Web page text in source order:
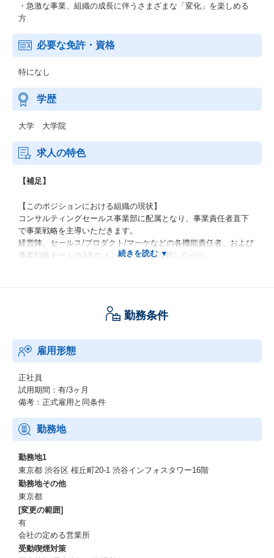
・急激な事業、組織の成長に伴うさまざまな「変化」を楽しめる
方
必要な免許・資格
特になし
学歴
大学 大学院
求人の特色
【補足】
【このポジションにおける組織の現状】
コンサルティングセールス事業部に配属となり、事業責任者直下
で事業戦略を主導いただきます。
経営陣、セールス/プロダクト/マーケなどの各機能責任者、および
事業戦略チームの3名のメンバーと密に連携しながら、
つまり今後の人材不足の影響をもっと受けやすく、変化・改革の
必要性が高い領域に携わることができます。この領域に対して、
業務効率化・省人化はもちろん、"人" の価値を最大限に引き上げ
るソリューションや、工数を増やさずに売上アップにつなげるソ
リューションなど、課題解決に向き合うことができます。
(2) 管掌(職務)範囲の広さ
て向き合い、トップラインを引き上げることが期待されていま
す。そのため、Sales / Success / Operation / Product等のあらゆ
る領域を守備範囲なく抑えていくことが必要で、単なる計数管
理・要件整理業務ではありません。事業全体を俯瞰的に捉えた上
で、関連組織の巻き込みをはじめとして事業をリードする経験を
積むことができます。
(3) 急成長環境
＋40％成長を継続している事業の事業戦略として、実績を詰むこ
とができます。一方で、まだ余白が大きく挑戦し甲斐のある事業
フェイズです。既存領域のマーケットシェアは1割前後とまだまだ
成長ポテンシャルがあり、その他領域はまだPMFしているとは言
勤務条件
雇用形態
正社員
試用期間：有/3ヶ月
備考：正式雇用と同条件
勤務地
勤務地1
東京都 渋谷区 桜丘町20-1 渋谷インフォスタワー16階
勤務地その他
東京都
[変更の範囲]
有
会社の定める営業所
受動喫煙対策